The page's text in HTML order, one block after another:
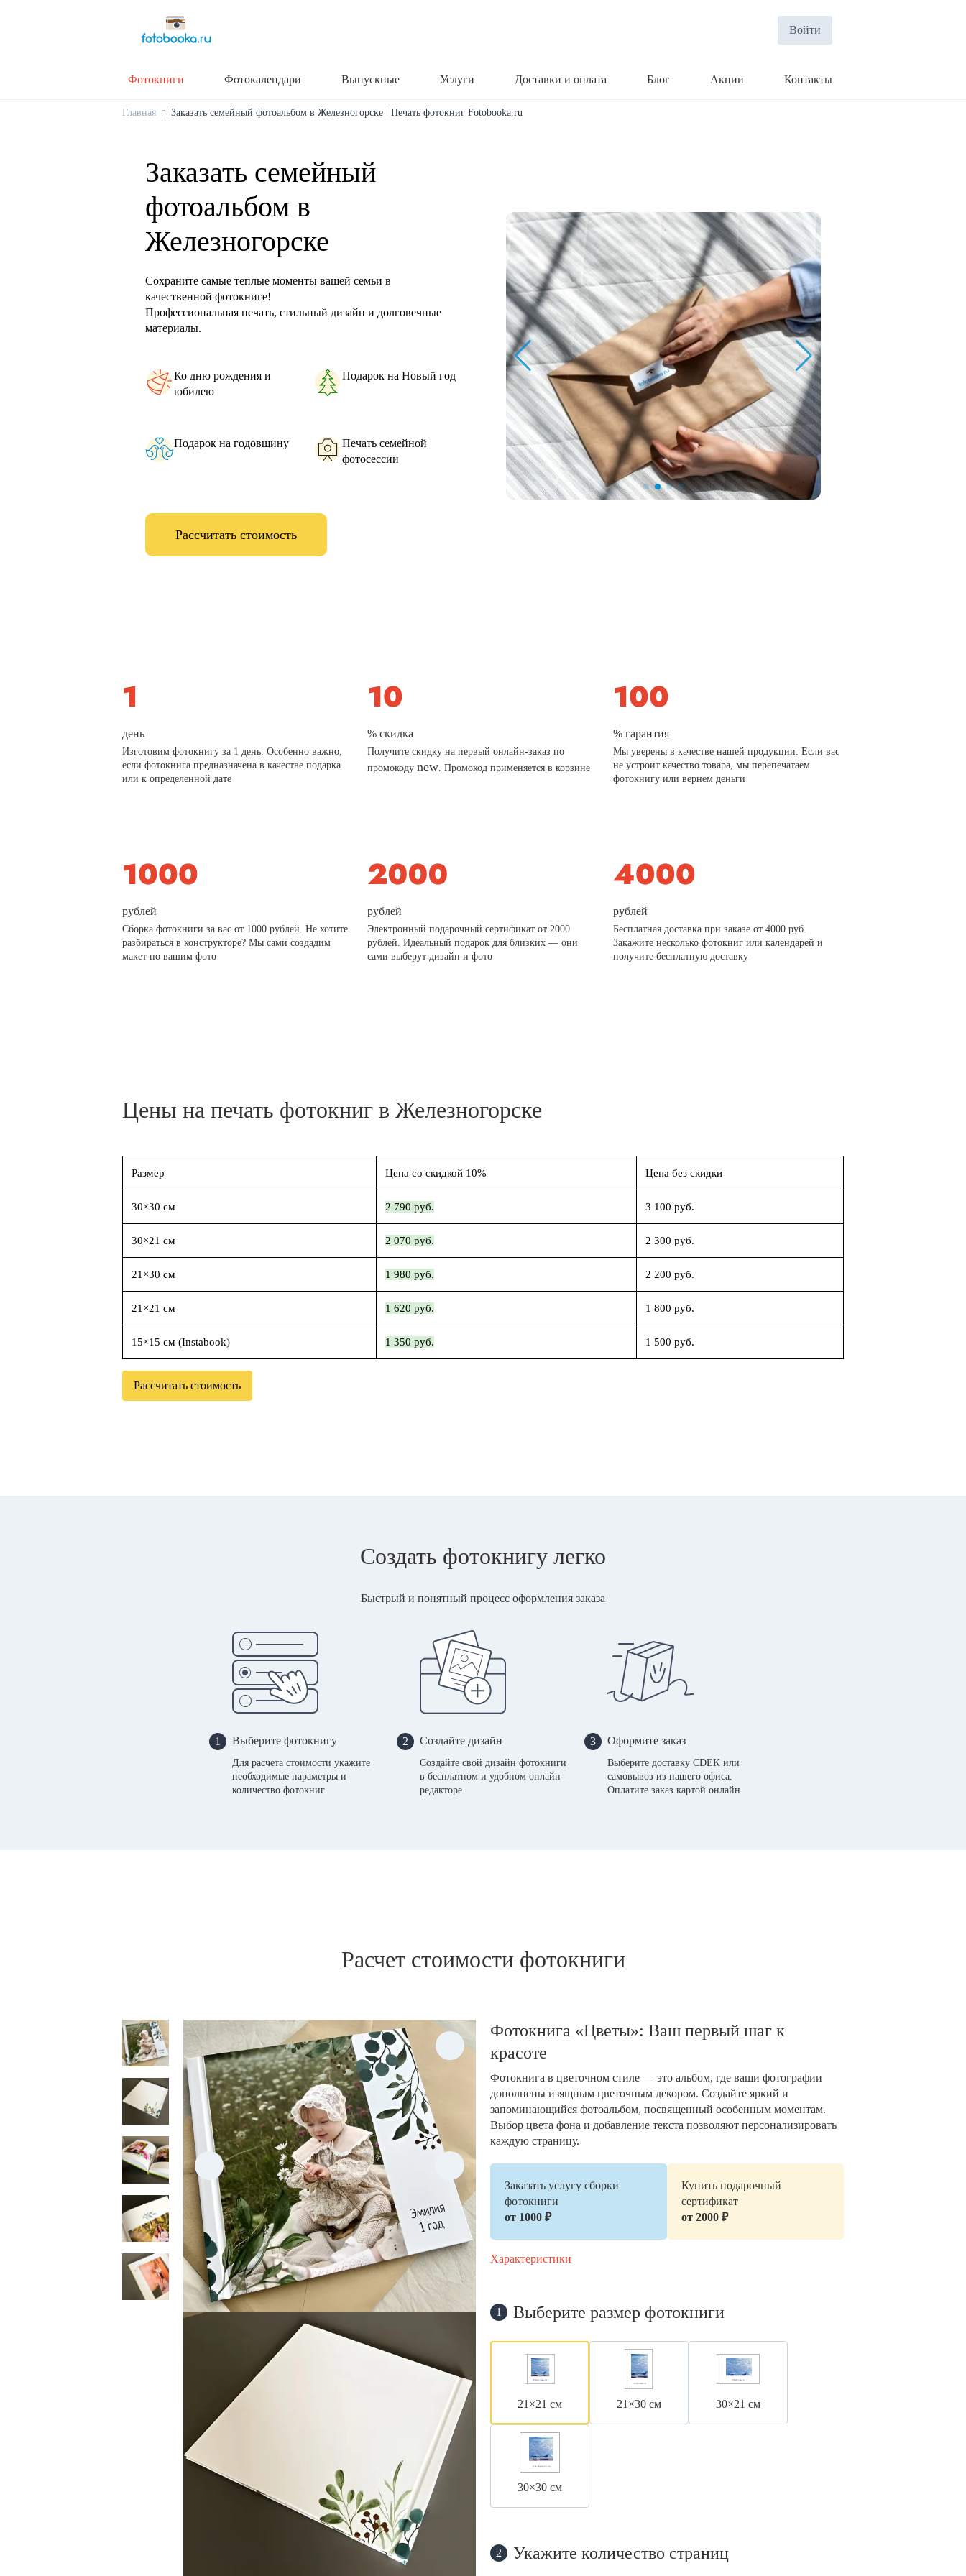
Войти
Фотокниги Фотокалендари Выпускные Услуги Доставки и оплата Блог Акции Контакты
Главная Заказать семейный фотоальбом в Железногорске | Печать фотокниг Fotobooka.ru
Заказать семейный
фотоальбом в
Железногорске
Сохраните самые теплые моменты вашей семьи в
качественной фотокниге!
Профессиональная печать, стильный дизайн и долговечные
материалы.
Ко дню рождения и
юбилею
Подарок на Новый год
Подарок на годовщину
Печать семейной
фотосессии
Рассчитать стоимость
день
Изготовим фотокнигу за 1 день. Особенно важно,
если фотокнига предназначена в качестве подарка
или к определенной дате
% скидка
Получите скидку на первый онлайн-заказ по
промокодуnew . Промокод применяется в корзине
% гарантия
Мы уверены в качестве нашей продукции. Если вас
не устроит качество товара, мы перепечатаем
фотокнигу или вернем деньги
рублей
Сборка фотокниги за вас от 1000 рублей. Не хотите
разбираться в конструкторе? Мы сами создадим
макет по вашим фото
рублей
Электронный подарочный сертификат от 2000
рублей. Идеальный подарок для близких — они
сами выберут дизайн и фото
рублей
Бесплатная доставка при заказе от 4000 руб.
Закажите несколько фотокниг или календарей и
получите бесплатную доставку
Цены на печать фотокниг в Железногорске
Размер Цена со скидкой 10% Цена без скидки
30×30 см 2 790 руб. 3 100 руб.
30×21 см 2 070 руб. 2 300 руб.
21×30 см 1 980 руб. 2 200 руб.
21×21 см 1 620 руб. 1 800 руб.
15×15 см (Instabook) 1 350 руб. 1 500 руб.
Рассчитать стоимость
Создать фотокнигу легко
Быстрый и понятный процесс оформления заказа
1 Выберите фотокнигу
Для расчета стоимости укажите
необходимые параметры и
количество фотокниг
2 Создайте дизайн
Создайте свой дизайн фотокниги
в бесплатном и удобном онлайн-
редакторе
3 Оформите заказ
Выберите доставку CDEK или
самовывоз из нашего офиса.
Оплатите заказ картой онлайн
Расчет стоимости фотокниги
Фотокнига «Цветы»: Ваш первый шаг к
красоте
Фотокнига в цветочном стиле — это альбом, где ваши фотографии
дополнены изящным цветочным декором. Создайте яркий и
запоминающийся фотоальбом, посвященный особенным моментам.
Выбор цвета фона и добавление текста позволяют персонализировать
каждую страницу.
Заказать услугу сборки
фотокниги
от 1000 ₽
Купить подарочный
сертификат
от 2000 ₽
Характеристики
1 Выберите размер фотокниги
21×21 см 21×30 см 30×21 см
30×30 см
2 Укажите количество страниц